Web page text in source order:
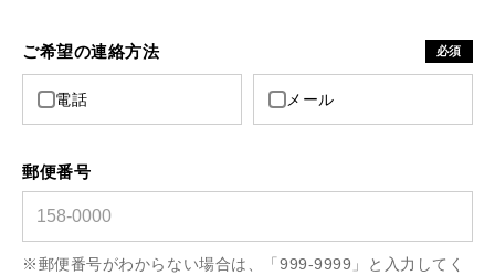
ご希望の連絡方法 必須
電話 メール
郵便番号
※郵便番号がわからない場合は、「999-9999」と入力してく